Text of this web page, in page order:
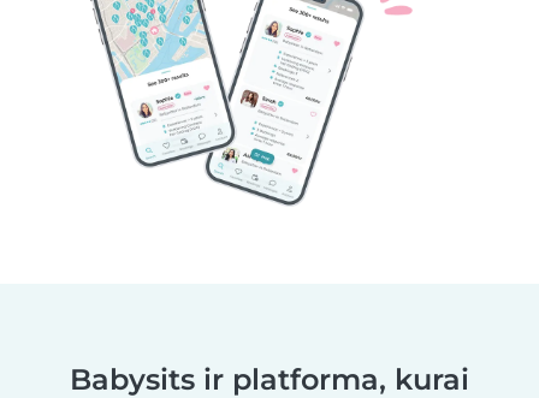
Babysits ir platforma, kurai